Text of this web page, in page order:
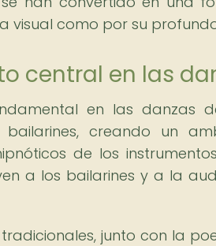
como por su
central en las
en las danzas
creando un
de los
a los bailarines y a la
junto con la